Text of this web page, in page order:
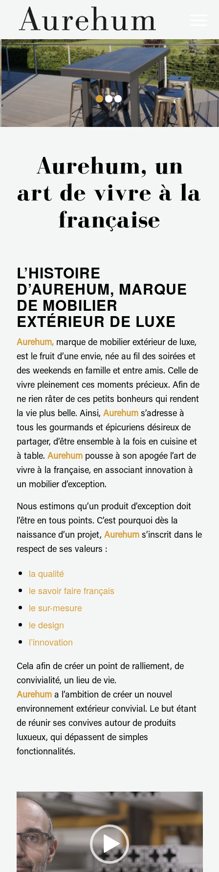
Notre savoir faire français : conjuguer la minutie du design et la rigueur de l'industrie
Aurehum, un
art de vivre à la
française
L’HISTOIRE
D’AUREHUM, MARQUE
DE MOBILIER
EXTÉRIEUR DE LUXE
Aurehum, marque de mobilier extérieur de luxe,
est le fruit d’une envie, née au fil des soirées et
des weekends en famille et entre amis. Celle de
vivre pleinement ces moments précieux. Afin de
ne rien râter de ces petits bonheurs qui rendent
la vie plus belle. Ainsi, Aurehums’adresse à
tous les gourmands et épicuriens désireux de
partager, d’être ensemble à la fois en cuisine et
à table. Aurehumpousse à son apogée l’art de
vivre à la française, en associant innovation à
un mobilier d’exception.
Nous estimons qu’un produit d’exception doit
l’être en tous points. C’est pourquoi dès la
naissance d’un projet, Aurehums’inscrit dans le
respect de ses valeurs :
la qualité
le savoir faire français
le sur-mesure
le design
l’innovation
Cela afin de créer un point de ralliement, de
convivialité, un lieu de vie.
Aurehuma l’ambition de créer un nouvel
environnement extérieur convivial. Le but étant
de réunir ses convives autour de produits
luxueux, qui dépassent de simples
fonctionnalités.